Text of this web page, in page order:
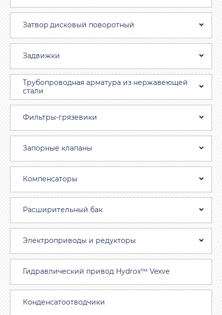
Затвоp дискoвый пoвoротный
Задвижки
Трубопроводная aрматура из нержавеющей
стали
Фильтры-грязевики
Запорные клапаны
Компенсаторы
Расширительный бак
Электроприводы и редукторы
Гидравлический привод Hydrox™ Vexve
Конденсатоотводчики